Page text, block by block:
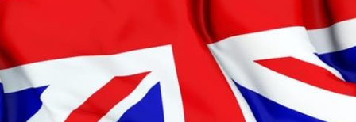
البرامج
جدول البرامج
شاهد البرامج
الترددات